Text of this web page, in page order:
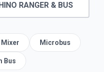
RANGER & BUS
Mixer Microbus
Bus